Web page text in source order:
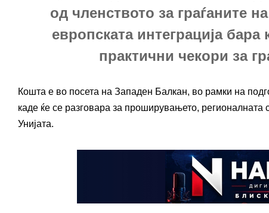
од членството за граѓаните
европската интеграција бара
практични чекори за
Кошта е во посета на Западен Балкан, во рамки на
каде ќе се разговара за проширувањето, регионалната
Унијата.